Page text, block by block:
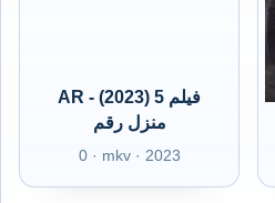
AR - (2023) 5 فيلم
منزل رقم
0 · mkv · 2023